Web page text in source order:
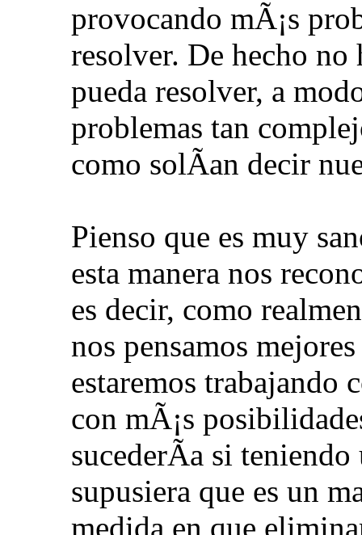
provocando mÃ¡s
resolver. De hecho no
pueda resolver, a
problemas tan
como solÃ­an decir
Pienso que es muy
esta manera nos
es decir, como
nos pensamos
estaremos trabajando
con mÃ¡s
sucederÃ­a si
supusiera que es un
medida en que